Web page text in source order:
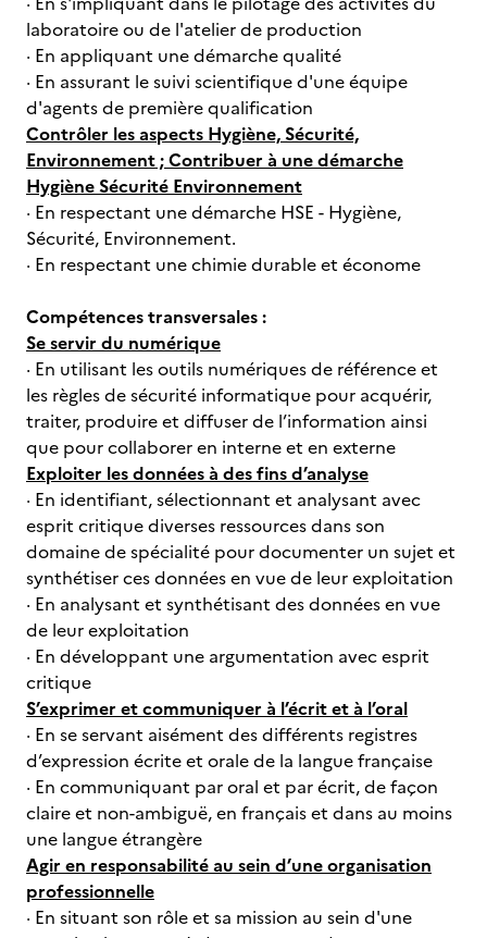
laboratoire ou de l'atelier de production
· En appliquant une démarche qualité
· En assurant le suivi scientifique d'une équipe
d'agents de première qualification
Contrôler les aspects Hygiène, Sécurité,
Environnement ; Contribuer à une démarche
Hygiène Sécurité Environnement
· En respectant une démarche HSE - Hygiène,
Sécurité, Environnement.
· En respectant une chimie durable et économe
Compétences transversales :
Se servir du numérique
· En utilisant les outils numériques de référence et
les règles de sécurité informatique pour acquérir,
traiter, produire et diffuser de l’information ainsi
que pour collaborer en interne et en externe
Exploiter les données à des fins d’analyse
· En identifiant, sélectionnant et analysant avec
esprit critique diverses ressources dans son
domaine de spécialité pour documenter un sujet et
synthétiser ces données en vue de leur exploitation
· En analysant et synthétisant des données en vue
de leur exploitation
· En développant une argumentation avec esprit
critique
S’exprimer et communiquer à l’écrit et à l’oral
· En se servant aisément des différents registres
d’expression écrite et orale de la langue française
· En communiquant par oral et par écrit, de façon
claire et non-ambiguë, en français et dans au moins
une langue étrangère
Agir en responsabilité au sein d’une organisation
professionnelle
· En situant son rôle et sa mission au sein d'une